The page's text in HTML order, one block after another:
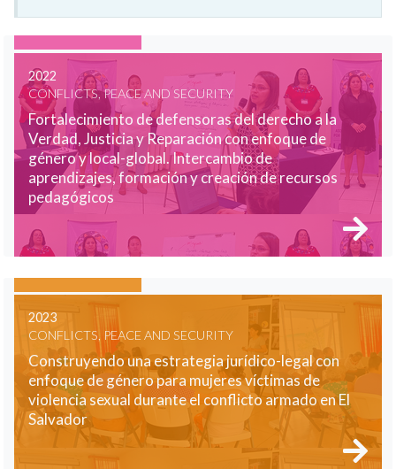
2022
CONFLICTS, PEACE AND SECURITY
Fortalecimiento de defensoras del derecho a la
Verdad, Justicia y Reparación con enfoque de
género y local-global. Intercambio de
aprendizajes, formación y creación de recursos
pedagógicos
2023
CONFLICTS, PEACE AND SECURITY
Construyendo una estrategia jurídico-legal con
enfoque de género para mujeres víctimas de
violencia sexual durante el conflicto armado en El
Salvador